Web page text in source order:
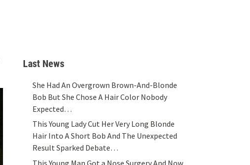
Last News
She Had An Overgrown Brown-And-Blonde
Bob But She Chose A Hair Color Nobody
Expected…
This Young Lady Cut Her Very Long Blonde
Hair Into A Short Bob And The Unexpected
Result Sparked Debate…
This Young Man Got a Nose Surgery And Now